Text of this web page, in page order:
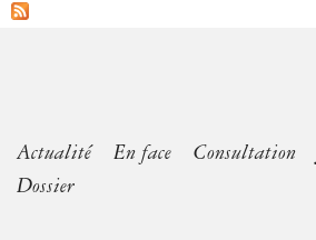
Actualité En face Consultation
Dossier